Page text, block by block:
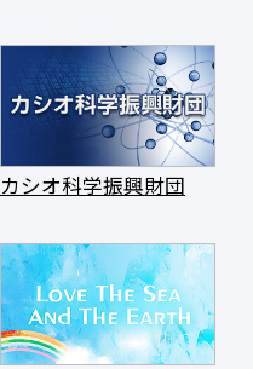
カシオ科学振興財団